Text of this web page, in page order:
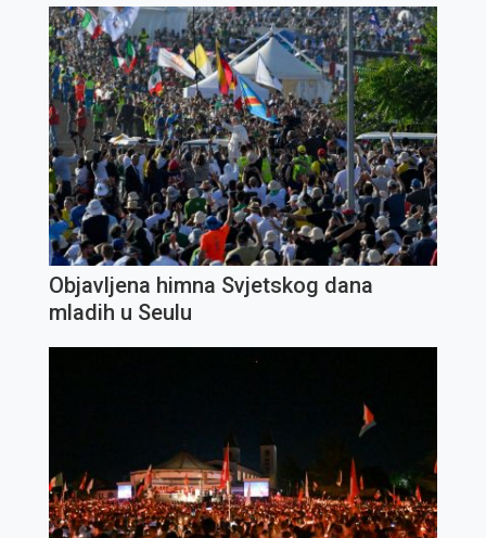
Objavljena himna Svjetskog dana
mladih u Seulu